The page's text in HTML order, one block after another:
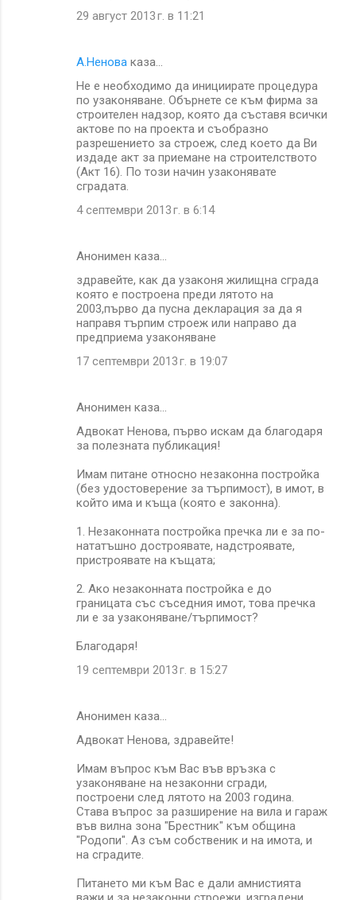
29 август 2013 г. в 11:21
А.Ненова каза…
Не е необходимо да инициирате процедура
по узаконяване. Обърнете се към фирма за
строителен надзор, която да съставя всички
актове по на проекта и съобразно
разрешението за строеж, след което да Ви
издаде акт за приемане на строителството
(Акт 16). По този начин узаконявате
сградата.
4 септември 2013 г. в 6:14
Анонимен каза…
здравейте, как да узаконя жилищна сграда
която е построена преди лятото на
2003,първо да пусна декларация за да я
направя търпим строеж или направо да
предприема узаконяване
17 септември 2013 г. в 19:07
Анонимен каза…
Адвокат Ненова, първо искам да благодаря
за полезната публикация!
Имам питане относно незаконна постройка
(без удостоверение за търпимост), в имот, в
който има и къща (която е законна).
1. Незаконната постройка пречка ли е за по-
нататъшно достроявате, надстроявате,
пристроявате на къщата;
2. Ако незаконната постройка е до
границата със съседния имот, това пречка
ли е за узаконяване/търпимост?
Благодаря!
19 септември 2013 г. в 15:27
Анонимен каза…
Адвокат Ненова, здравейте!
Имам въпрос към Вас във връзка с
узаконяване на незаконни сгради,
построени след лятото на 2003 година.
Става въпрос за разширение на вила и гараж
във вилна зона "Брестник" към община
"Родопи". Аз съм собственик и на имота, и
на сградите.
Питането ми към Вас е дали амнистията